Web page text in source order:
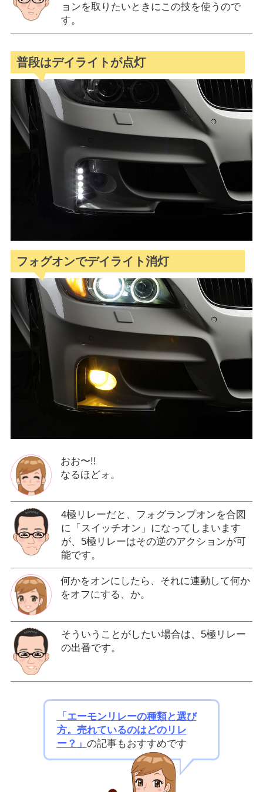
ョンを取りたいときにこの技を使うので
す。
普段はデイライトが点灯
フォグオンでデイライト消灯
おお〜!!
なるほどォ。
4極リレーだと、フォグランプオンを合図
に「スイッチオン」になってしまいます
が、5極リレーはその逆のアクションが可
能です。
何かをオンにしたら、それに連動して何か
をオフにする、か。
そういうことがしたい場合は、5極リレー
の出番です。
「エーモンリレーの種類と選び
方。売れているのはどのリレ
ー？」 の記事もおすすめです